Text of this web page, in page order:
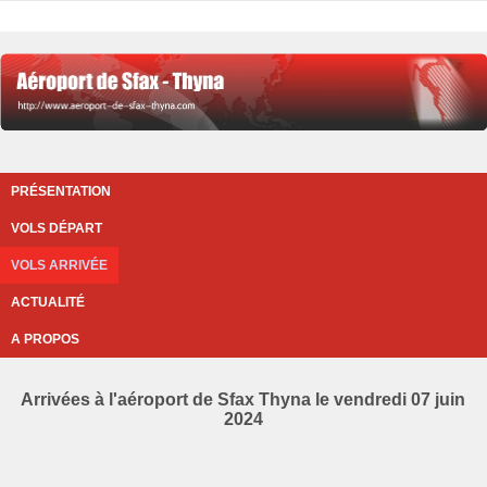
PRÉSENTATION
VOLS DÉPART
VOLS ARRIVÉE
ACTUALITÉ
A PROPOS
Arrivées à l'aéroport de Sfax Thyna le vendredi 07 juin
2024